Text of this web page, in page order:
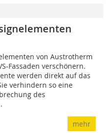
von Austrotherm
Fassaden verschönern.
werden direkt auf das
verhindern so eine
des
mehr